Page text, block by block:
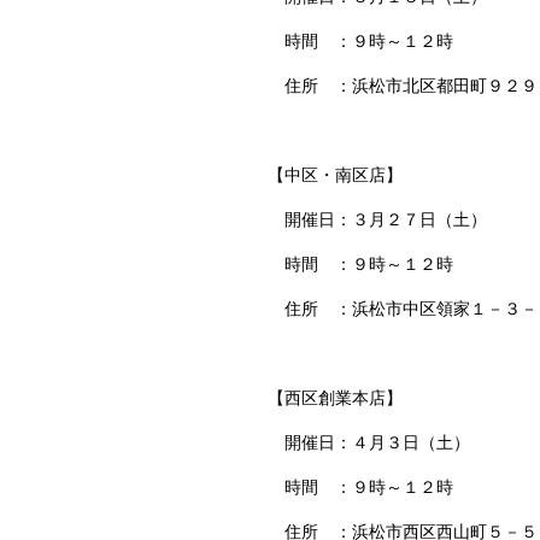
時間 ：９時～１２時
住所 ：浜松市北区都田町９２９
【中区・南区店】
開催日：３月２７日（土）
時間 ：９時～１２時
住所 ：浜松市中区領家１－３－
【西区創業本店】
開催日：４月３日（土）
時間 ：９時～１２時
住所 ：浜松市西区西山町５－５